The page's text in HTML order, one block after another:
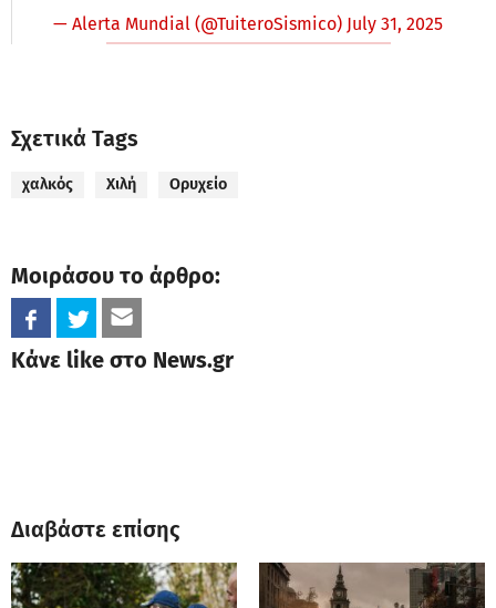
— Alerta Mundial (@TuiteroSismico) July 31, 2025
Σχετικά Tags
χαλκός Χιλή Ορυχείο
Μοιράσου το άρθρο:
Κάνε like στο News.gr
Διαβάστε επίσης